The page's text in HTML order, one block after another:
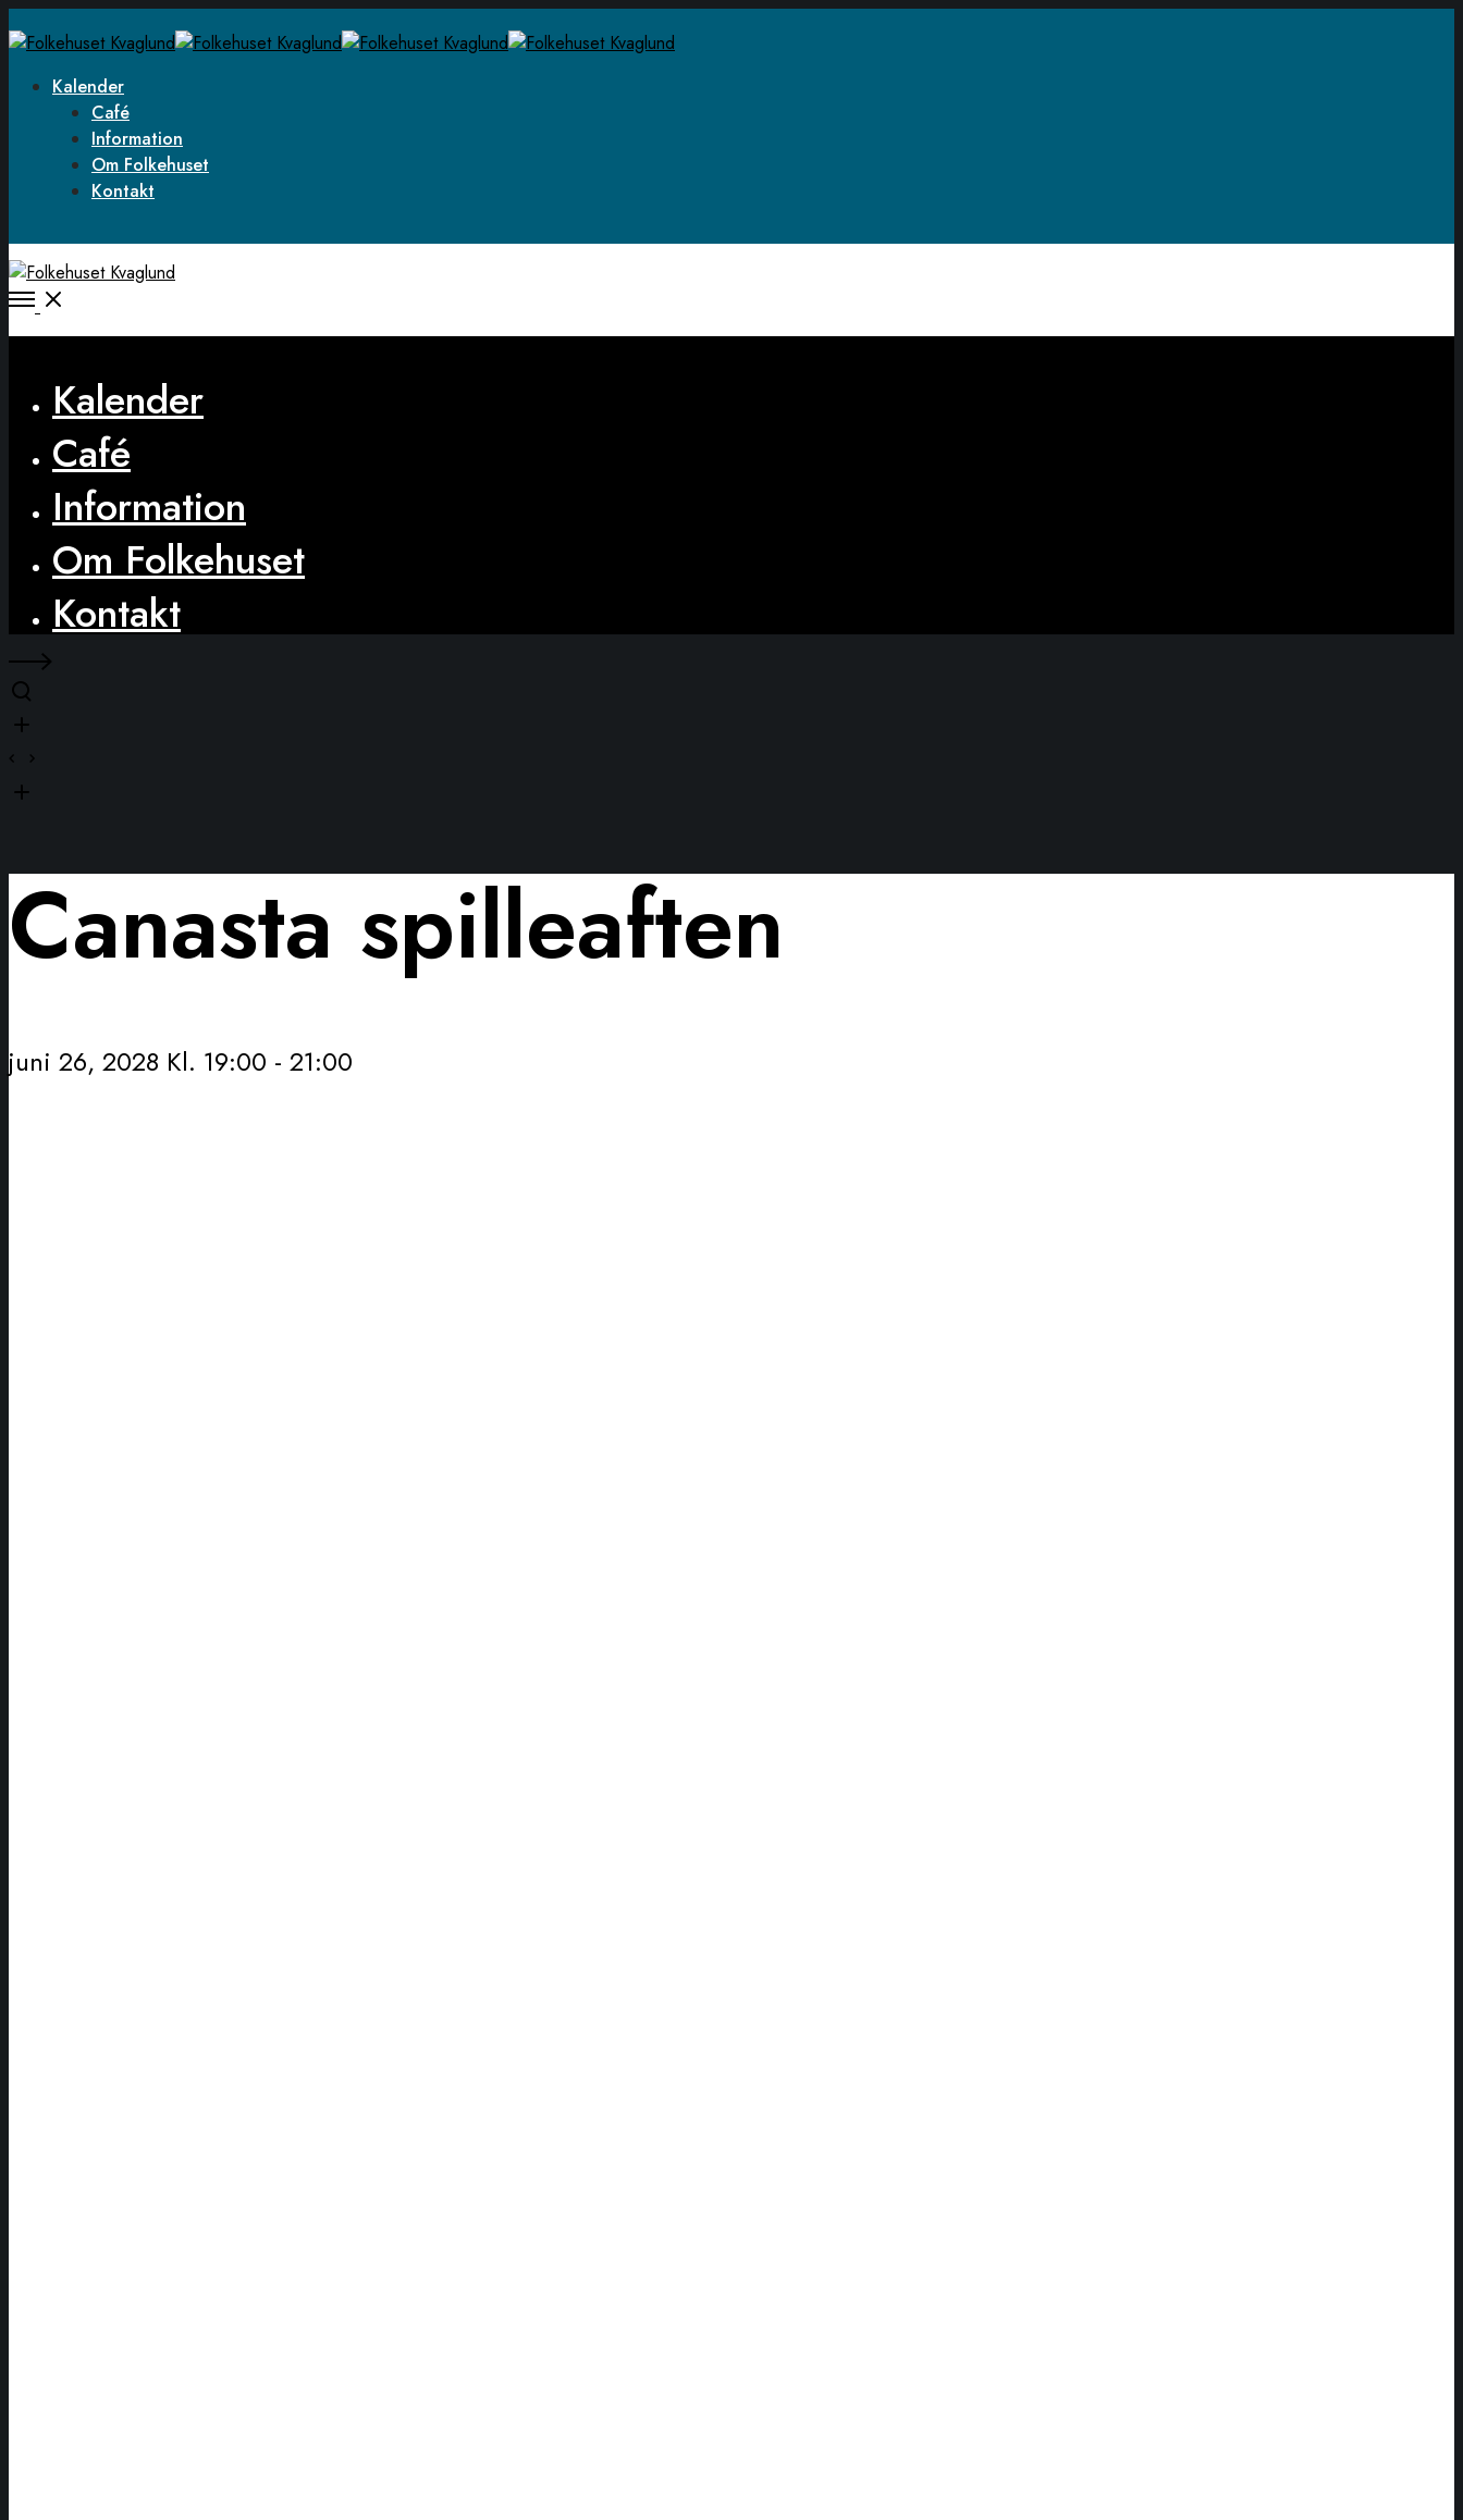
Kalender
Café
Information
Om Folkehuset
Kontakt
Open
Kalender
Café
Information
Om Folkehuset
Kontakt
Canasta spilleaften
juni 26, 2028 Kl. 19:00 - 21:00